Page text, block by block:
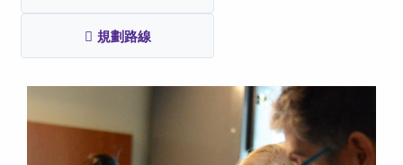
家庭與照顧者
規劃路線